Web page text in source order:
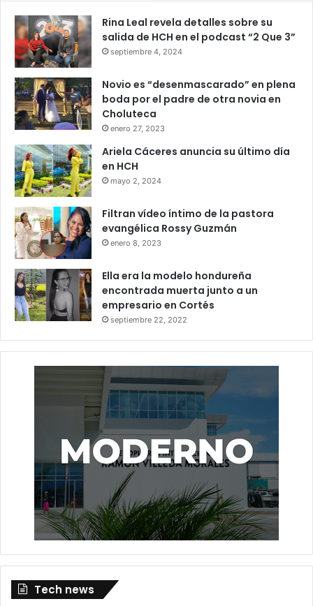
Rina Leal revela detalles sobre su
salida de HCH en el podcast “2 Que 3”
septiembre 4, 2024
Novio es “desenmascarado” en plena
boda por el padre de otra novia en
Choluteca
enero 27, 2023
Ariela Cáceres anuncia su último día
en HCH
mayo 2, 2024
Filtran vídeo íntimo de la pastora
evangélica Rossy Guzmán
enero 8, 2023
Ella era la modelo hondureña
encontrada muerta junto a un
empresario en Cortés
septiembre 22, 2022
Tech news